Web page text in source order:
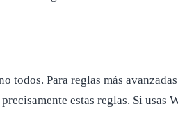
todos. Para reglas más
estas reglas. Si